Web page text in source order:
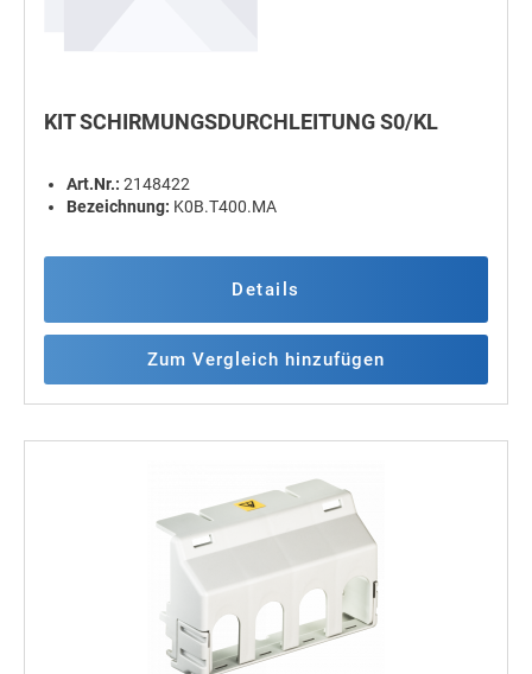
KIT SCHIRMUNGSDURCHLEITUNG S0/KL
Art.Nr.: 2148422
Bezeichnung: K0B.T400.MA
Details
Zum Vergleich hinzufügen